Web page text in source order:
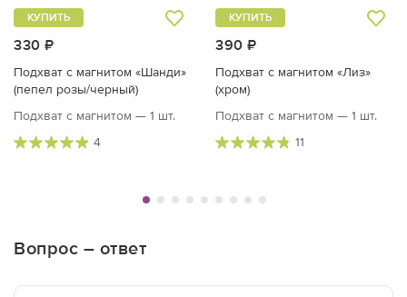
330 ₽
КУПИТЬ
Подхват с магнитом «Шанди»
(пепел розы/черный)
Подхват с магнитом — 1 шт.
4
390 ₽
КУПИТЬ
Подхват с магнитом «Лиз»
(хром)
Подхват с магнитом — 1 шт.
11
Вопрос – ответ